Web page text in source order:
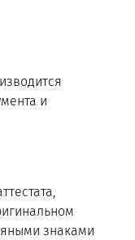
и
знаками